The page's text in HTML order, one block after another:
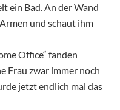
ein Bad. An der Wand
und schaut ihm
Office“ fanden
Frau zwar immer noch
jetzt endlich mal das